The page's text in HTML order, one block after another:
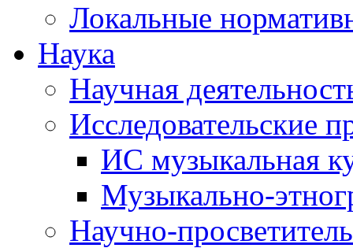
Локальные
Наука
Научная
Исследовательские
ИС музыкальная
Музыкально-
Научно-